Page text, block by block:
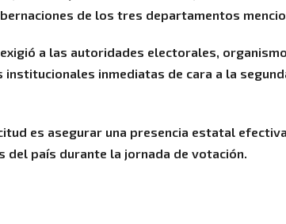
de los tres departamentos
a las autoridades electorales,
institucionales inmediatas de cara a la
es asegurar una presencia estatal
del país durante la jornada de votación.